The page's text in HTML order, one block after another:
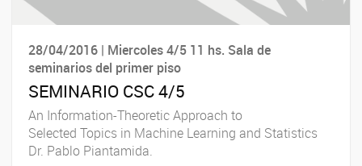
28/04/2016 | Miercoles 4/5 11 hs. Sala de
seminarios del primer piso
SEMINARIO CSC 4/5
An Information-Theoretic Approach to
Selected Topics in Machine Learning and Statistics
Dr. Pablo Piantamida.